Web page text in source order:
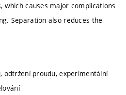
causes major complications
Separation also reduces the
odtržení proudu, experimentální